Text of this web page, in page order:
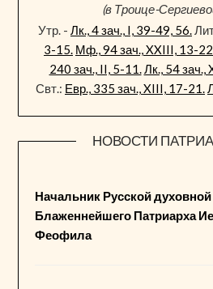
(в Троице-
Утр. - Лк., 4 зач., I, 39-49, 56.
3-15. Мф., 94 зач., XXIII, 13-
240 зач., II, 5-11.Лк., 54 зач.,
Свт.: Евр., 335 зач., XIII, 17-21.
НОВОСТИ
Начальник Русской
Блаженнейшего Патриарха
Феофила